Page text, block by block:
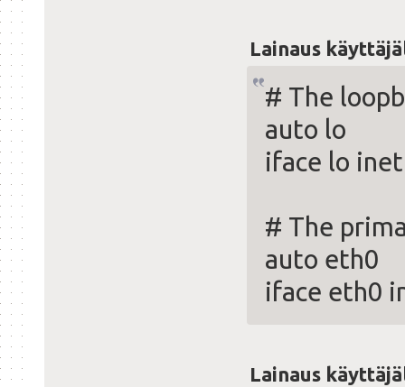
Lainaus
# The
auto lo
iface lo
# The
auto eth0
iface eth0
Lainaus